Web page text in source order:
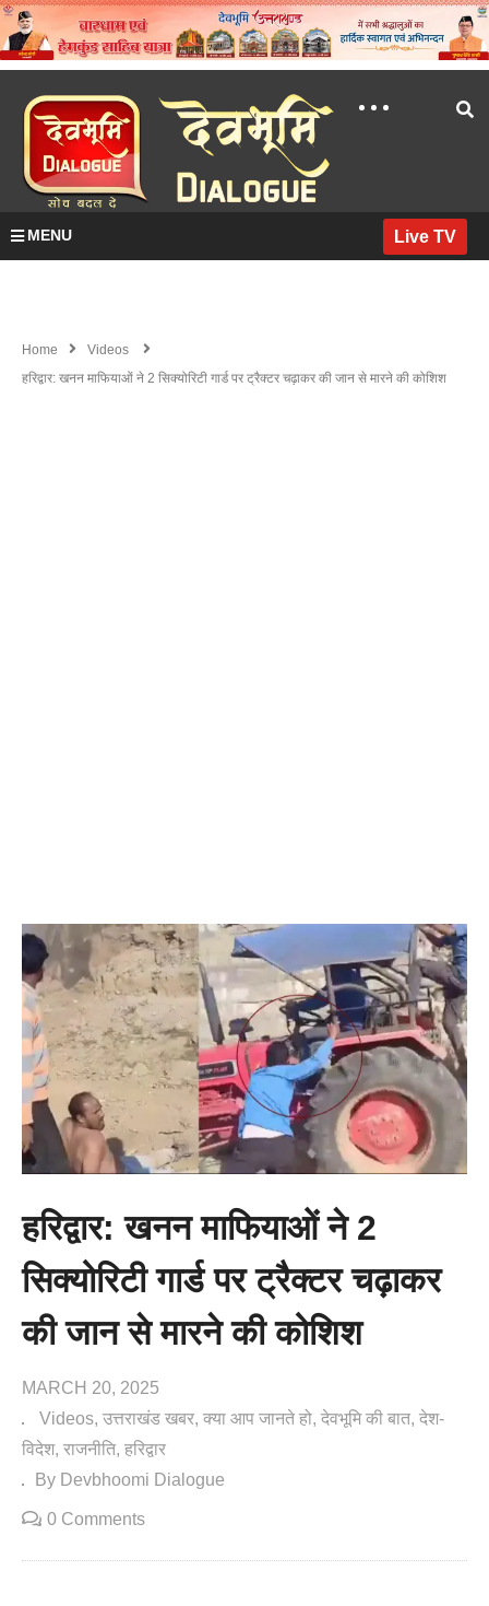
MENU Live TV
Home
Videos
हरिद्वार: खनन माफियाओं ने 2 सिक्योरिटी गार्ड पर ट्रैक्टर चढ़ाकर की जान से मारने की कोशिश
हरिद्वार: खनन माफियाओं ने 2
सिक्योरिटी गार्ड पर ट्रैक्टर चढ़ाकर
की जान से मारने की कोशिश
MARCH 20, 2025
Videos उत्तराखंड खबर क्या आप जानते हो देवभूमि की बात देश-
विदेश राजनीति हरिद्वार
By Devbhoomi Dialogue
0 Comments